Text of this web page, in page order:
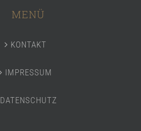
MENÜ
KONTAKT
IMPRESSUM
DATENSCHUTZ